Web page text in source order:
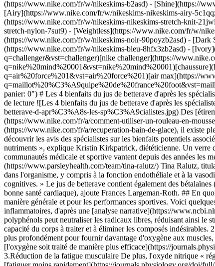
(https://www.nike.com/fr/w/nikeskims-b2asd) - [Shine](https://
[Airy](https://www.nike.com/fr/w/nikeskims-nikeskims-airy-
(https://www.nike.com/fr/w/nikeskims-nikeskims-stretch-knit-
stretch-nylon-7sut9) - [Weightless](https://www.nike.com/fr/w/